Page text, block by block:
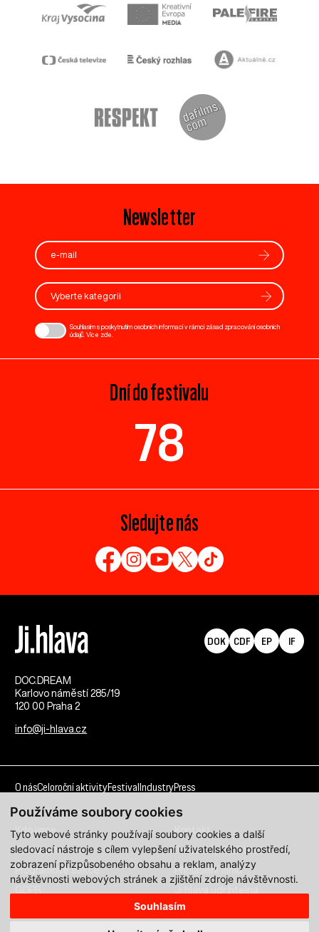
Používáme soubory cookies
Tyto webové stránky používají soubory cookies a další
sledovací nástroje s cílem vylepšení uživatelského prostředí,
zobrazení přizpůsobeného obsahu a reklam, analýzy
návštěvnosti webových stránek a zjištění zdroje návštěvnosti.
Souhlasím
Newsletter
Vyberte kategorii
Souhlasím s poskytnutím osobních informací v rámci zásad zpracování osobních
údajů. Více zde
Dní do festivalu
78
Sledujte nás
DOC.DREAM​
Karlovo náměstí 285/19
120 00 Praha 2
info@ji-hlava.cz
DOK CDF EP IF
O násCeloroční aktivityFestival IndustryPress
Kdo jsme
Kontakt
Partnerství
Pracovní příležitosti
Programové sekce
Přihlášení filmu
Všechna práva vyhrazena DOC.DREAM services s. r. o.